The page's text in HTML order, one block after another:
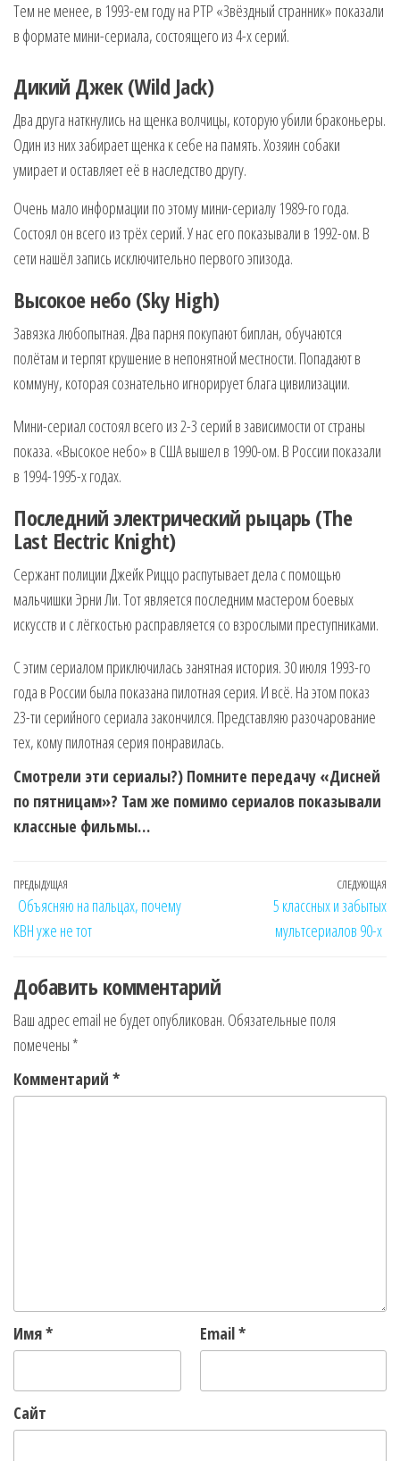
Тем не менее, в 1993-ем году на РТР «Звёздный странник» показали
в формате мини-сериала, состоящего из 4-х серий.
Дикий Джек (Wild Jack)
Два друга наткнулись на щенка волчицы, которую убили браконьеры.
Один из них забирает щенка к себе на память. Хозяин собаки
умирает и оставляет её в наследство другу.
Очень мало информации по этому мини-сериалу 1989-го года.
Состоял он всего из трёх серий. У нас его показывали в 1992-ом. В
сети нашёл запись исключительно первого эпизода.
Высокое небо (Sky High)
Завязка любопытная. Два парня покупают биплан, обучаются
полётам и терпят крушение в непонятной местности. Попадают в
коммуну, которая сознательно игнорирует блага цивилизации.
Мини-сериал состоял всего из 2-3 серий в зависимости от страны
показа. «Высокое небо» в США вышел в 1990-ом. В России показали
в 1994-1995-х годах.
Последний электрический рыцарь (The
Last Electric Knight)
Сержант полиции Джейк Риццо распутывает дела с помощью
мальчишки Эрни Ли. Тот является последним мастером боевых
искусств и с лёгкостью расправляется со взрослыми преступниками.
С этим сериалом приключилась занятная история. 30 июля 1993-го
года в России была показана пилотная серия. И всё. На этом показ
23-ти серийного сериала закончился. Представляю разочарование
тех, кому пилотная серия понравилась.
Смотрели эти сериалы?) Помните передачу «Дисней
по пятницам»? Там же помимо сериалов показывали
классные фильмы…
Навигация
по
записям
Предыдущая
запись
ПРЕДЫДУЩАЯ
Объясняю на пальцах, почему
КВН уже не тот
СЛЕДУЮЩАЯ
5 классных и забытых
мультсериалов 90-х
Добавить комментарий
Ваш адрес email не будет опубликован. Обязательные поля
помечены *
Комментарий *
Имя* Email*
Сайт